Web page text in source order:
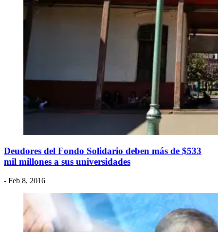
Deudores del Fondo Solidario deben más de $533
mil millones a sus universidades
- Feb 8, 2016